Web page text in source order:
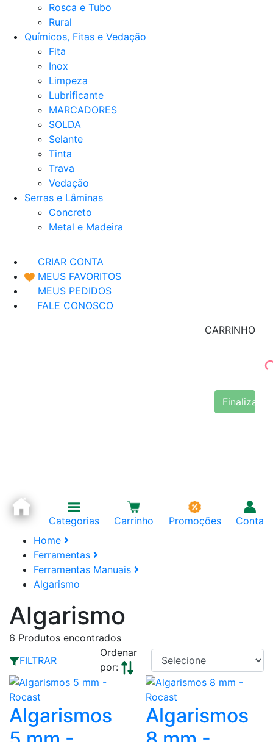
Rosca e Tubo
Rural
Químicos, Fitas e Vedação
Fita
Inox
Limpeza
Lubrificante
MARCADORES
SOLDA
Selante
Tinta
Trava
Vedação
Serras e Lâminas
Concreto
Metal e Madeira
CRIAR CONTA
MEUS FAVORITOS
MEUS PEDIDOS
FALE CONOSCO
CARRINHO
Finalizar
Categorias Carrinho Promoções
Conta
Home
Ferramentas
Ferramentas Manuais
Algarismo
Algarismo
6 Produtos encontrados
FILTRAR
Ordenar
por:
Algarismos
Algarismos